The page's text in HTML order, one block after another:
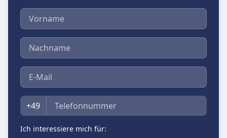
Vorname
Nachname
E-Mail
Telefon
+49
Ich interessiere mich für: